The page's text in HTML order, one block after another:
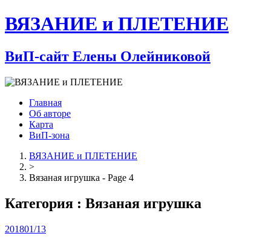
ВЯЗАНИЕ и ПЛЕТЕНИЕ
ВиП-сайт Елены Олейниковой
Главная
Об авторе
Карта
ВиП-зона
ВЯЗАНИЕ и ПЛЕТЕНИЕ
>
Вязаная игрушка - Page 4
Категория : Вязаная игрушка
201801/13